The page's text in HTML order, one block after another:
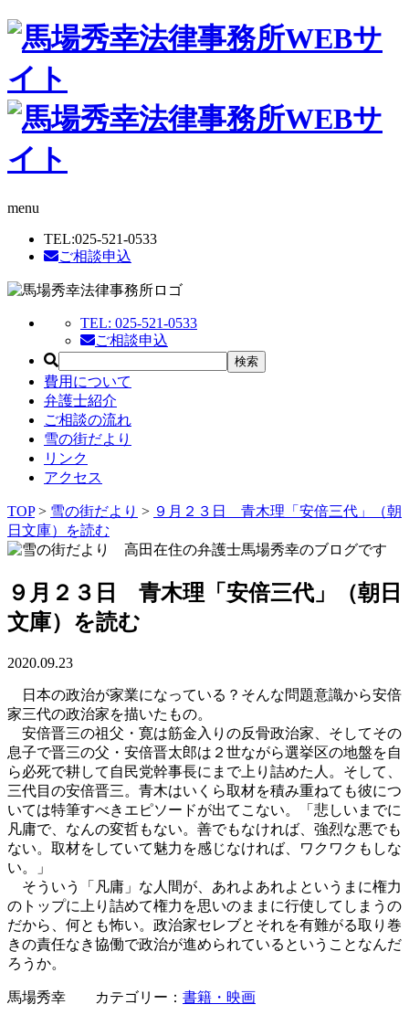
menu
TEL:025-521-0533
ご相談申込
TEL: 025-521-0533
ご相談申込
費用について
弁護士紹介
ご相談の流れ
雪の街だより
リンク
アクセス
TOP> 雪の街だより > ９月２３日 青木理「安倍三代」（朝
日文庫）を読む
９月２３日 青木理「安倍三代」（朝日
文庫）を読む
2020.09.23
日本の政治が家業になっている？そんな問題意識から安倍
家三代の政治家を描いたもの。
安倍晋三の祖父・寛は筋金入りの反骨政治家、そしてその
息子で晋三の父・安倍晋太郎は２世ながら選挙区の地盤を自
ら必死で耕して自民党幹事長にまで上り詰めた人。そして、
三代目の安倍晋三。青木はいくら取材を積み重ねても彼につ
いては特筆すべきエピソードが出てこない。「悲しいまでに
凡庸で、なんの変哲もない。善でもなければ、強烈な悪でも
ない。取材をしていて魅力を感じなければ、ワクワクもしな
い。」
そういう「凡庸」な人間が、あれよあれよというまに権力
のトップに上り詰めて権力を思いのままに行使してしまうの
だから、何とも怖い。政治家セレブとそれを有難がる取り巻
きの責任なき協働で政治が進められているということなんだ
ろうか。
馬場秀幸 カテゴリー： 書籍・映画